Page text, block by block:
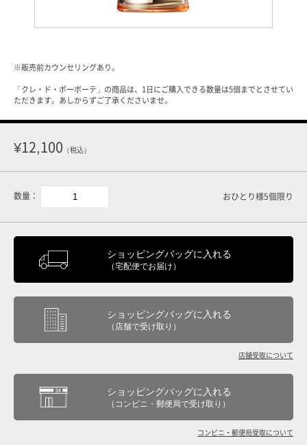
※販売前カウンセリングあり。
「クレ・ド・ポーボーテ」の商品は、1日にご購入できる数量は5個までとさせてい
ただきます。あしからずご了承くださいませ。
¥12,100 （税込）
数量： おひとり様5個限り
ショッピングバッグに入れる
（宅配便でお届け）
ショッピングバッグに入れる
（店舗で受け取り）
店舗受取について
ショッピングバッグに入れる
（コンビニ・郵便局で受け取り）
コンビニ・郵便局受取について